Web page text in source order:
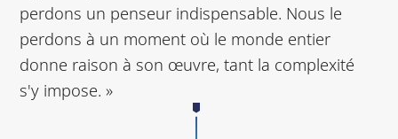
perdons un penseur indispensable. Nous le
perdons à un moment où le monde entier
donne raison à son œuvre, tant la complexité
s'y impose. »